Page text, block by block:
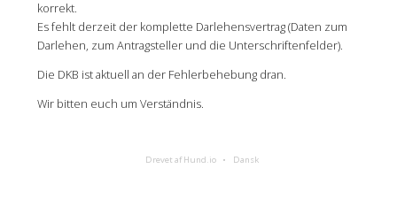
korrekt.
Es fehlt derzeit der komplette Darlehensvertrag (Daten zum
Darlehen, zum Antragsteller und die Unterschriftenfelder).
Die DKB ist aktuell an der Fehlerbehebung dran.
Wir bitten euch um Verständnis.
Drevet af Hund.io Dansk